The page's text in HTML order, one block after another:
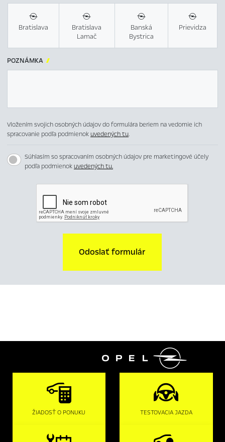
Bratislava
Bratislava
Lamač
Banská
Bystrica
Prievidza
POZNÁMKA 
Vložením svojich osobných údajov do formulára beriem na vedomie ich
spracovanie podľa podmienokuvedených tu.
Súhlasím so spracovaním osobných údajov pre marketingové účely
podľa podmienokuvedených tu.
Odoslať formulár

ŽIADOSŤ O PONUKU TESTOVACIA JAZDA